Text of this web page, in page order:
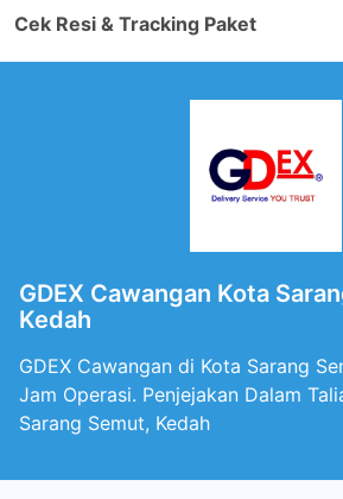
Cek Resi & Tracking Paket
GDEX Cawangan Kota
Kedah
GDEX Cawangan di Kota Sarang
Jam Operasi. Penjejakan Dalam
Sarang Semut, Kedah